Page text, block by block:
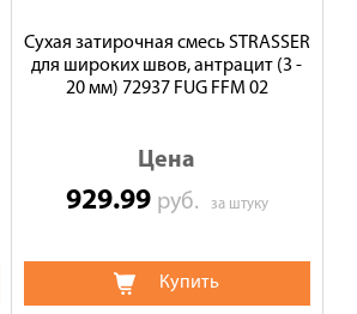
Сухая затирочная смесь STRASSER
для широких швов, антрацит (3 -
20 мм) 72937 FUG FFM 02
Цена
929.99 руб. за штуку
Купить